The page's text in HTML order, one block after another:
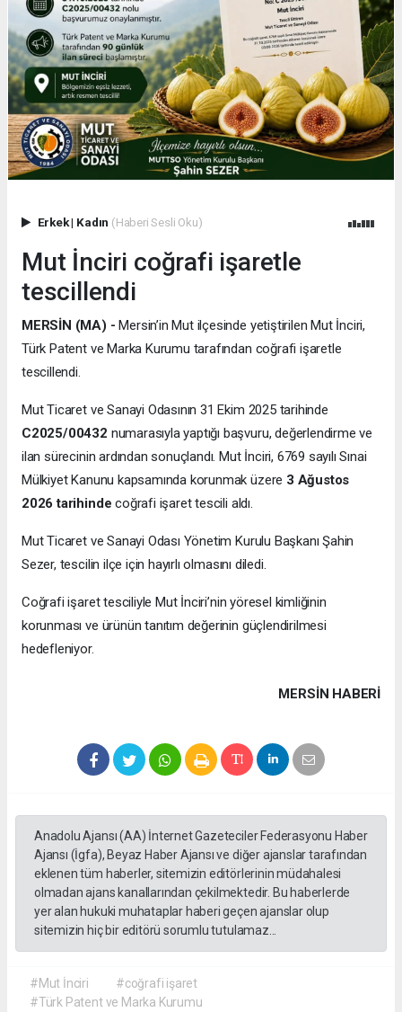
Erkek| Kadın (Haberi Sesli Oku)
Mut İnciri coğrafi işaretle
tescillendi
MERSİN (MA) - Mersin’in Mut ilçesinde yetiştirilen Mut İnciri,
Türk Patent ve Marka Kurumu tarafından coğrafi işaretle
tescillendi.
Mut Ticaret ve Sanayi Odasının 31 Ekim 2025 tarihinde
C2025/00432 numarasıyla yaptığı başvuru, değerlendirme ve
ilan sürecinin ardından sonuçlandı. Mut İnciri, 6769 sayılı Sınai
Mülkiyet Kanunu kapsamında korunmak üzere 3 Ağustos
2026 tarihinde coğrafi işaret tescili aldı.
Mut Ticaret ve Sanayi Odası Yönetim Kurulu Başkanı Şahin
Sezer, tescilin ilçe için hayırlı olmasını diledi.
Coğrafi işaret tesciliyle Mut İnciri’nin yöresel kimliğinin
korunması ve ürünün tanıtım değerinin güçlendirilmesi
hedefleniyor.
MERSIN HABERİ
Anadolu Ajansı (AA) İnternet Gazeteciler Federasyonu Haber
Ajansı (İgfa), Beyaz Haber Ajansı ve diğer ajanslar tarafından
eklenen tüm haberler, sitemizin editörlerinin müdahalesi
olmadan ajans kanallarından çekilmektedir. Bu haberlerde
yer alan hukuki muhataplar haberi geçen ajanslar olup
sitemizin hiç bir editörü sorumlu tutulamaz...
#Mut İnciri
#coğrafi işaret
#Türk Patent ve Marka Kurumu